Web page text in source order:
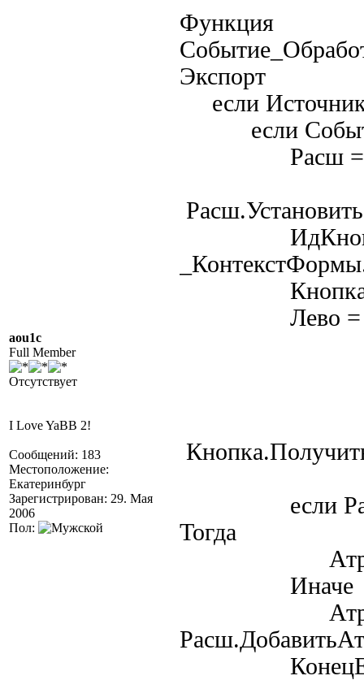
aou1c
Full Member
Отсутствует
I Love YaBB 2!
Сообщений: 183
Местоположение:
Екатеринбург
Зарегистрирован: 29. Мая
2006
Пол:
Функция
Экспорт
если
если
Расш =
Кнопка =
Лево =
если
Тогда
Атрибут =
Иначе